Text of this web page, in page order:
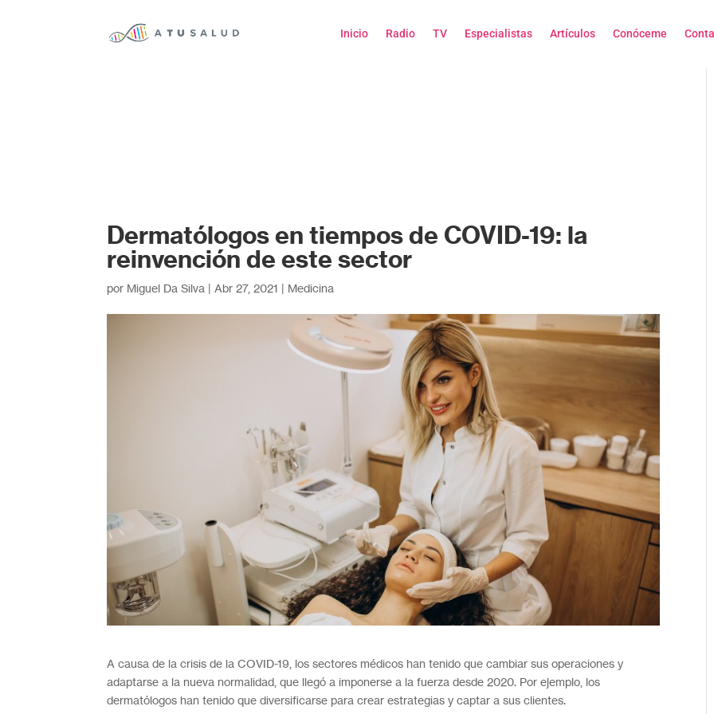
Inicio Radio TV Especialistas Artículos Conóceme
Dermatólogos en tiempos de COVID-19: la
reinvención de este sector
por Miguel Da Silva |Abr 27, 2021 | Medicina
A causa de la crisis de la COVID-19, los sectores médicos han tenido que cambiar sus operaciones y
adaptarse a la nueva normalidad, que llegó a imponerse a la fuerza desde 2020. Por ejemplo, los
dermatólogos han tenido que diversificarse para crear estrategias y captar a sus clientes.